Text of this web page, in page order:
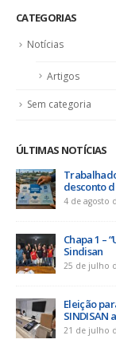
CATEGORIAS
Notícias
Artigos
Sem categoria
ÚLTIMAS NOTÍCIAS
desconto
4 de agosto
Chapa 1 –
Sindisan
25 de julho
Eleição
SINDISAN
21 de julho